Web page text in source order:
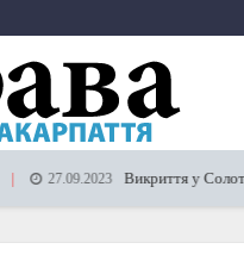
Викриття у Солотвині: